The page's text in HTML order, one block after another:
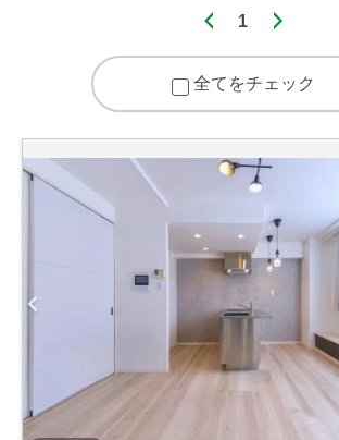
1
全てをチェック